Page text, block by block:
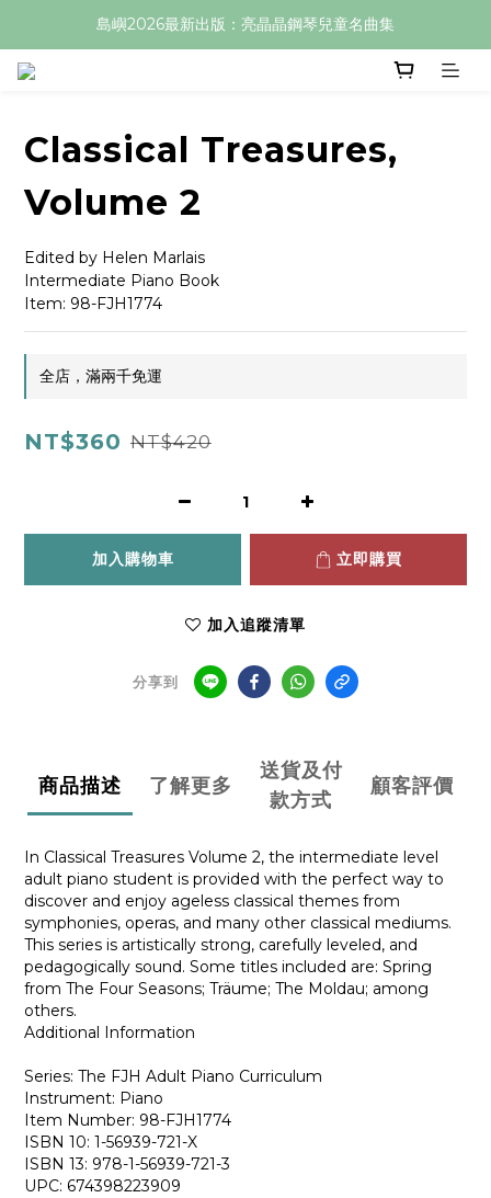
島嶼2026最新出版：亮晶晶鋼琴兒童名曲集
Classical Treasures,
Volume 2
Edited by Helen Marlais
Intermediate Piano Book
Item: 98-FJH1774
全店，滿兩千免運
NT$360 NT$420
加入購物車 立即購買
加入追蹤清單
分享到
商品描述 了解更多
送貨及付
款方式
顧客評價
In Classical Treasures Volume 2, the intermediate level
adult piano student is provided with the perfect way to
discover and enjoy ageless classical themes from
symphonies, operas, and many other classical mediums.
This series is artistically strong, carefully leveled, and
pedagogically sound. Some titles included are: Spring
from The Four Seasons; Träume; The Moldau; among
others.
Additional Information
Series: The FJH Adult Piano Curriculum
Instrument: Piano
Item Number: 98-FJH1774
ISBN 10: 1-56939-721-X
ISBN 13: 978-1-56939-721-3
UPC: 674398223909